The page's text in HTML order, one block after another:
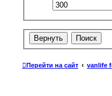
Перейти на сайт vanlife